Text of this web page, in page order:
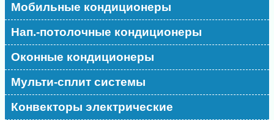
Мобильные кондиционеры
Нап.-потолочные кондиционеры
Оконные кондиционеры
Мульти-сплит системы
Конвекторы электрические